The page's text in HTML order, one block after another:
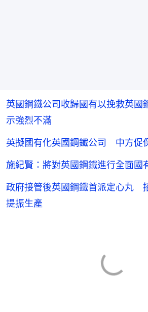
英國鋼鐵公司收歸國有以挽救英
示強烈不滿
英擬國有化英國鋼鐵公司 中方促
施紀賢：將對英國鋼鐵進行全面國
政府接管後英國鋼鐵首派定心丸
提振生產